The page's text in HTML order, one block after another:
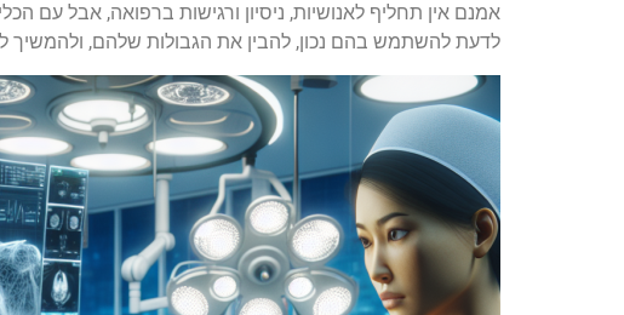
אמנם אין תחליף לאנושיות, ניסיון ורגישות ברפואה, אבל עם
לדעת להשתמש בהם נכון, להבין את הגבולות שלהם, ולהמשיך